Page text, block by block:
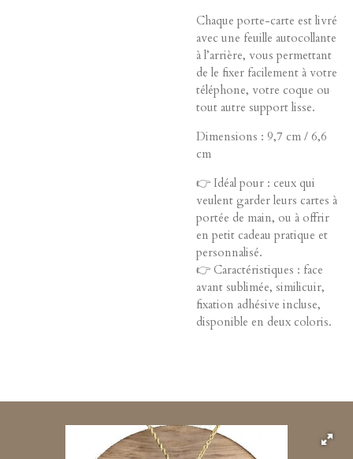
Chaque porte-carte est livré
avec une feuille autocollante
à l’arrière, vous permettant
de le fixer facilement à votre
téléphone, votre coque ou
tout autre support lisse.
Dimensions : 9,7 cm / 6,6
cm
👉 Idéal pour : ceux qui
veulent garder leurs cartes à
portée de main, ou à offrir
en petit cadeau pratique et
personnalisé.
👉 Caractéristiques : face
avant sublimée, similicuir,
fixation adhésive incluse,
disponible en deux coloris.